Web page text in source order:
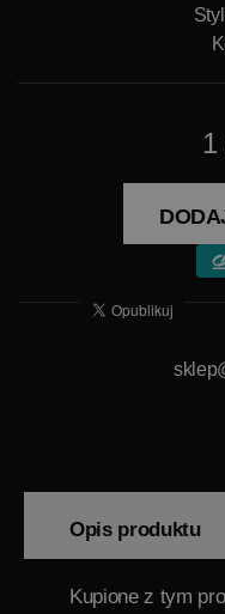
1
Opis produktu
Kupione z tym